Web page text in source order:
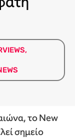
,
το New
σημείο